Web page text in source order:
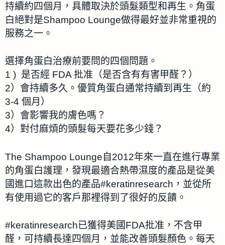
持續約四個月，具體取決於頭髮類型和再生。角蛋
白絕對是Shampoo Lounge做得最好並非常重視的
服務之一。
選擇角蛋白治療前要問的四個問題。
1 ) 是否經 FDA 批准（是否含有有害甲醛？）
2）會持續多久。優質角蛋白通常持續到再生（約
3-4 個月）
3）會影響我的膚色嗎？
4）對付麻煩的頭髮每天要花多少錢？
The Shampoo Lounge自2012年來一直在進行專業
的角蛋白護理，發現最適合熱帶濕度的產品是從美
國進口這款出色的產品#keratinresearch，並從所
有使用過它的客戶那裡得到了很好的反饋。
#keratinresearch已獲得美國FDA批准，不含甲
醛，可持續長達四個月，並能改善頭髮顏色。每天